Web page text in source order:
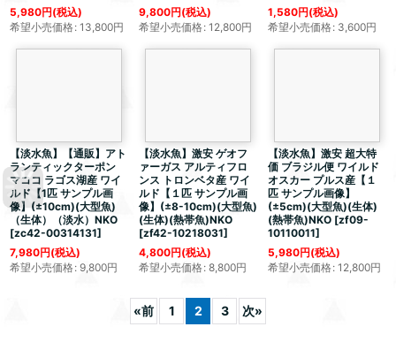
5,980円(税込)
希望小売価格: 13,800円
9,800円(税込)
希望小売価格: 12,800円
1,580円(税込)
希望小売価格: 3,600円
【淡水魚】【通販】アト
ランティックターポン
マココ ラゴス湖産 ワイ
ルド【1匹 サンプル画
像】(±10cm)(大型魚)
（生体）（淡水）NKO
[zc42-00314131]
7,980円(税込)
希望小売価格: 9,800円
【淡水魚】激安 ゲオフ
ァーガス アルティフロ
ンス トロンベタ産 ワイ
ルド【１匹 サンプル画
像】(±8-10cm)(大型魚)
(生体)(熱帯魚)NKO
[zf42-10218031]
4,800円(税込)
希望小売価格: 8,800円
【淡水魚】激安 超大特
価ブラジル便 ワイルド
オスカー プルス産【１
匹 サンプル画像】
(±5cm)(大型魚)(生体)
(熱帯魚)NKO [zf09-
10110011]
5,980円(税込)
希望小売価格: 12,800円
«前 1 2 3 次»